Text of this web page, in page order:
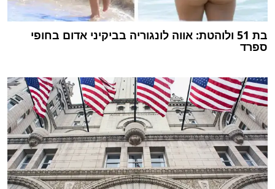
בת 51 ולוהטת: אווה לונגוריה בביקיני אדום בחופי
ספרד